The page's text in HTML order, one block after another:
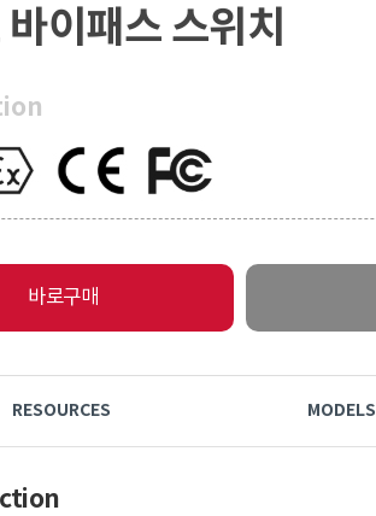
이패스 스위치
바로구매
RESOURCES MODELS